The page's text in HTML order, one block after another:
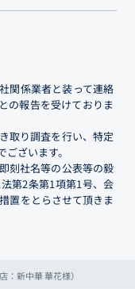
関係業者と装って連絡
の報告を受けておりま
取り調査を行い、特定
ざいます。
刻社名等の公表等の毅
第2条第1項第1号、会
置をとらさせて頂きま
：新中華 華花様）